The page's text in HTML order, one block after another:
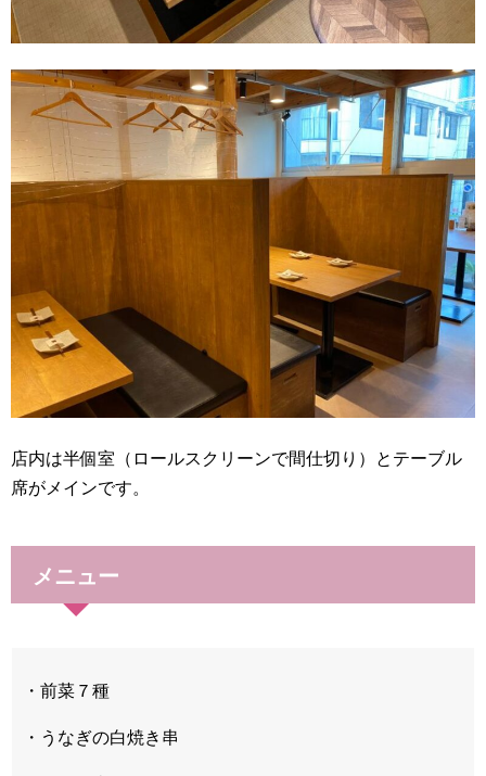
店内は半個室（ロールスクリーンで間仕切り）とテーブル
席がメインです。
メニュー
・前菜７種
・うなぎの白焼き串